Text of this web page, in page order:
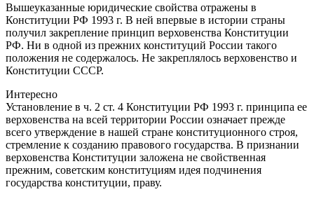
Вышеуказанные юридические свойства отражены в
Конституции РФ 1993 г. В ней впервые в истории страны
получил закрепление принцип верховенства Конституции
РФ. Ни в одной из прежних конституций России такого
положения не содержалось. Не закреплялось верховенство и
Конституции СССР.
Интересно
Установление в ч. 2 ст. 4 Конституции РФ 1993 г. принципа ее
верховенства на всей территории России означает прежде
всего утверждение в нашей стране конституционного строя,
стремление к созданию правового государства. В признании
верховенства Конституции заложена не свойственная
прежним, советским конституциям идея подчинения
государства конституции, праву.